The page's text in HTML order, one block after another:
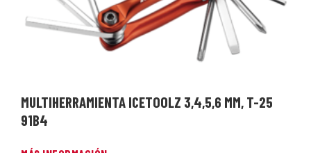
MULTIHERRAMIENTA ICETOOLZ 3,4,5,6 MM, T-25
91B4